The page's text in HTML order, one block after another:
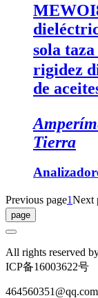
sola
rigidez
de
Tierra
Previous page1Next
All rights reserved
ICP备16003622号
464560351@qq.com